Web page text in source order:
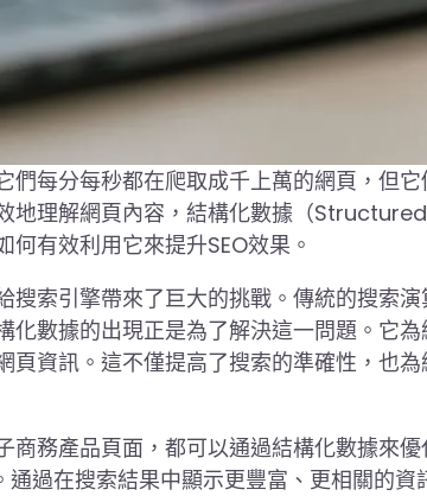
每分每秒都在爬取成千上萬的網頁，但它
地理解網頁內容，結構化數據（Structured
有效利用它來提升SEO效果。
索引擎帶來了巨大的挑戰。傳統的搜索
數據的出現正是為了解決這一問題。它為
資訊。這不僅提高了搜索的準確性，也為
務產品頁面，都可以通過結構化數據來優
過在搜索結果中顯示更豐富、更相關的資